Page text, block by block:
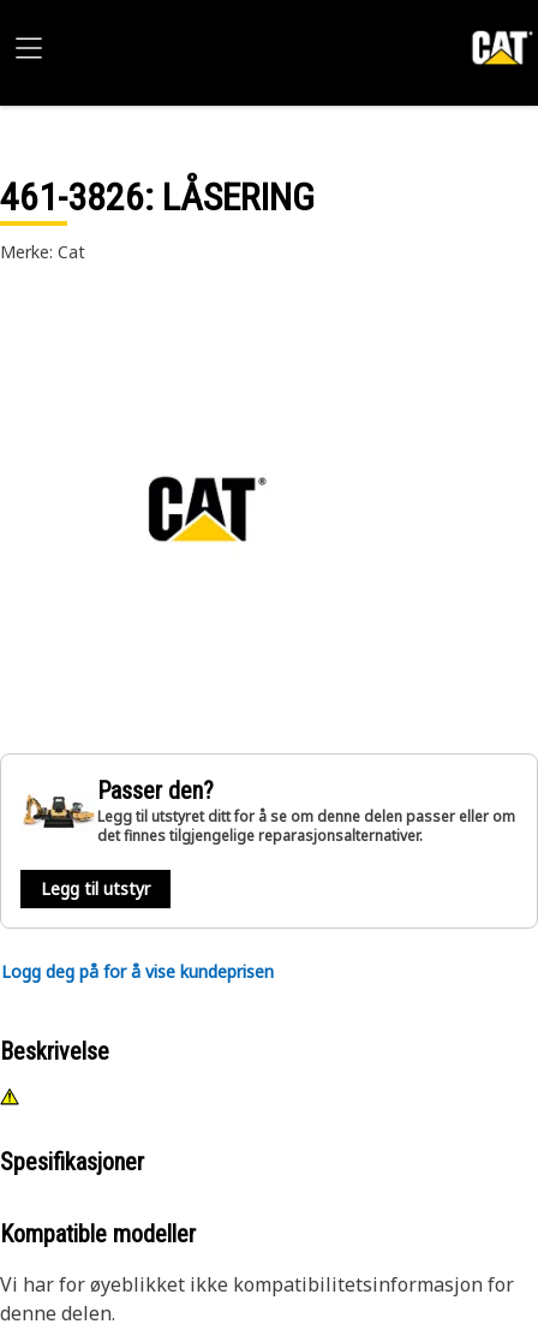
461-3826: LÅSERING
Merke: Cat
Passer den?
Legg til utstyret ditt for å se om denne delen passer eller om
det finnes tilgjengelige reparasjonsalternativer.
Legg til utstyr
Logg deg på for å vise kundeprisen
Beskrivelse
Spesifikasjoner
Kompatible modeller
Vi har for øyeblikket ikke kompatibilitetsinformasjon for
denne delen.